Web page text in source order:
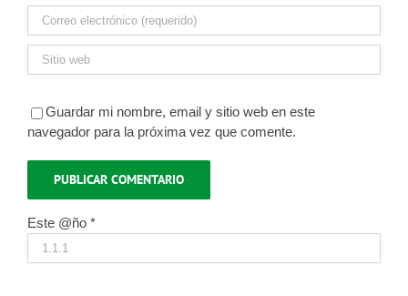
Guardar mi nombre, email y sitio web en este
navegador para la próxima vez que comente.
Este @ño *